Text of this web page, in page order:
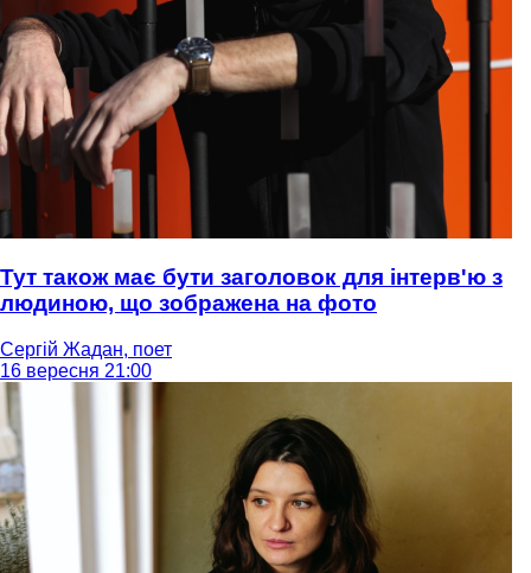
Тут також має бути заголовок для інтерв'ю з
людиною, що зображена на фото
Сергій Жадан, поет
16 вересня 21:00